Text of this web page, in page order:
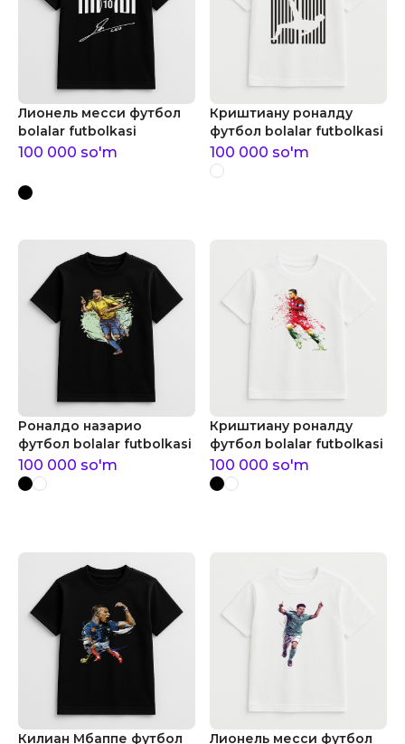
Лионель месси футбол
bolalar futbolkasi
100 000 so'm
Криштиану роналду
футбол bolalar futbolkasi
100 000 so'm
Роналдо назарио
футбол bolalar futbolkasi
100 000 so'm
Криштиану роналду
футбол bolalar futbolkasi
100 000 so'm
Килиан Мбаппе футбол Лионель месси футбол